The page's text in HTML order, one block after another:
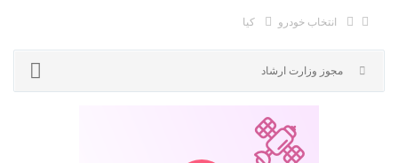
انتخاب خودرو کیا
مجوز وزارت ارشاد